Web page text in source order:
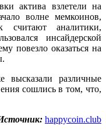
актива взлетели на
волне мемкоинов,
аналитики,
инсайдерской
повезло оказаться на
высказали различные
сошлись в том, что,
happycoin.club